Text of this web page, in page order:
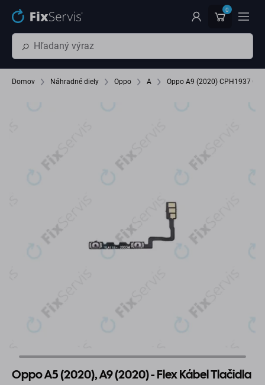
Preskočiť na hlavný obsah 0
Domov Náhradné diely Oppo A Oppo A9 (2020) CPH1937
Oppo A5 (2020), A9 (2020) - Flex Kábel Tlačidla